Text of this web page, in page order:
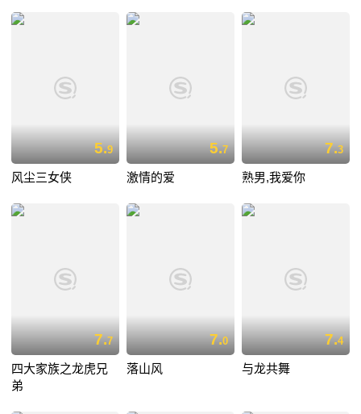
5.9
风尘三女侠
5.7
激情的爱
7.3
熟男,我爱你
7.7
四大家族之龙虎兄
弟
7.0
落山风
7.4
与龙共舞